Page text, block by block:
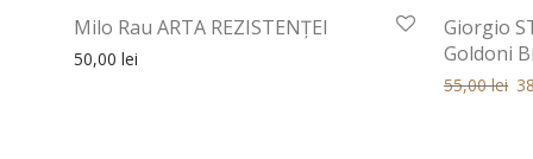
Milo Rau ARTA REZISTENȚEI
50,00 lei
Giorgio
Goldoni
Prețul
55,00lei